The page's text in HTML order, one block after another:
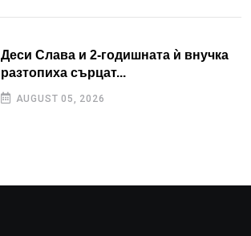
Деси Слава и 2-годишната ѝ внучка
разтопиха сърцат...
AUGUST 05, 2026